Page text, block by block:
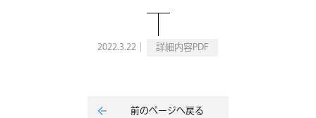
2022.3.22｜ 詳細内容PDF
前のページへ戻る